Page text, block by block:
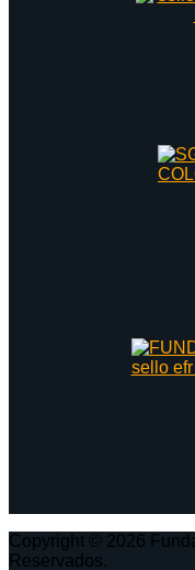
Copyright © 2026
Reservados.